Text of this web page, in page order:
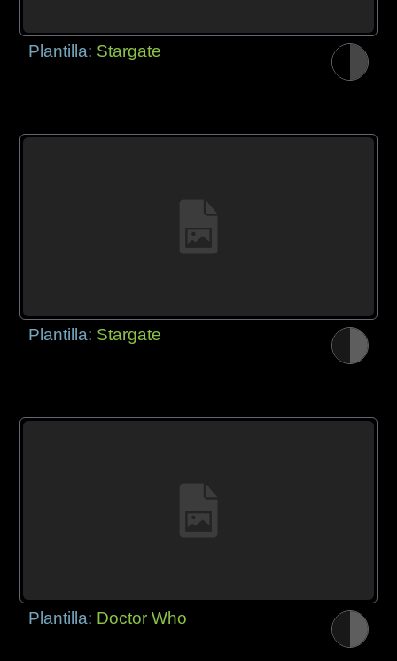
Plantilla: Stargate
Plantilla: Stargate
Plantilla: Doctor Who